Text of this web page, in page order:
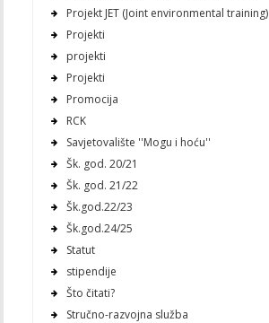
Projekt JET (Joint environmental training)
Projekti
projekti
Projekti
Promocija
RCK
Savjetovalište ''Mogu i hoću''
Šk. god. 20/21
Šk. god. 21/22
Šk.god.22/23
Šk.god.24/25
Statut
stipendije
Što čitati?
Stručno-razvojna služba